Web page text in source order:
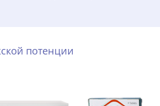
потенции